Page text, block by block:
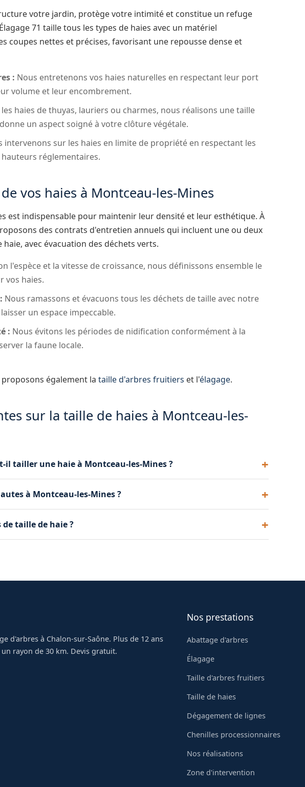
votre jardin, protège votre intimité et constitue un refuge
71 taille tous les types de haies avec un matériel
coupes nettes et précises, favorisant une repousse dense et
: Nous entretenons vos haies naturelles en respectant leur port
volume et leur encombrement.
haies de thuyas, lauriers ou charmes, nous réalisons une taille
un aspect soigné à votre clôture végétale.
intervenons sur les haies en limite de propriété en respectant les
réglementaires.
vos haies à Montceau-les-Mines
est indispensable pour maintenir leur densité et leur esthétique. À
des contrats d'entretien annuels qui incluent une ou deux
avec évacuation des déchets verts.
l'espèce et la vitesse de croissance, nous définissons ensemble le
vos haies.
Nous ramassons et évacuons tous les déchets de taille avec notre
un espace impeccable.
: Nous évitons les périodes de nidification conformément à la
la faune locale.
également la taille d'arbres fruitiers et l'élagage.
sur la taille de haies à Montceau-les-
il tailler une haie à Montceau-les-Mines ?
Les haies champêtres se contentent souvent d'une taille
rythme adapté à vos haies à Montceau-les-Mines.
à Montceau-les-Mines ?
en toute sécurité sur les haies difficiles d'accès à
de taille de haie ?
d'arbres à Chalon-sur-Saône. Plus de 12 ans
rayon de 30 km. Devis gratuit.
Nos prestations
Abattage d'arbres
Élagage
Taille d'arbres fruitiers
Taille de haies
Dégagement de lignes
Chenilles processionnaires
Nos réalisations
Zone d'intervention